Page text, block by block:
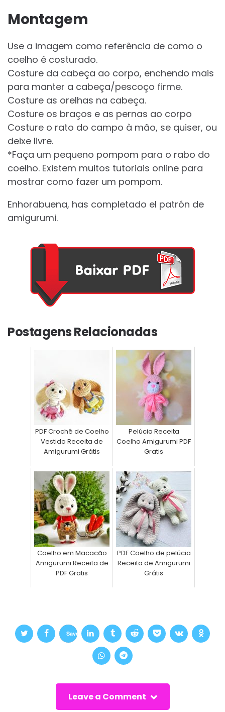
Montagem
Use a imagem como referência de como o
coelho é costurado.
Costure da cabeça ao corpo, enchendo mais
para manter a cabeça/pescoço firme.
Costure as orelhas na cabeça.
Costure os braços e as pernas ao corpo
Costure o rato do campo à mão, se quiser, ou
deixe livre.
*Faça um pequeno pompom para o rabo do
coelho. Existem muitos tutoriais online para
mostrar como fazer um pompom.
Enhorabuena, has completado el patrón de
amigurumi.
Postagens Relacionadas
PDF Crochê de Coelho
Vestido Receita de
Amigurumi Grátis
Pelúcia Receita
Coelho Amigurumi PDF
Gratis
Coelho em Macacão
Amigurumi Receita de
PDF Gratis
PDF Coelho de pelúcia
Receita de Amigurumi
Grátis
Save
Leave a Comment